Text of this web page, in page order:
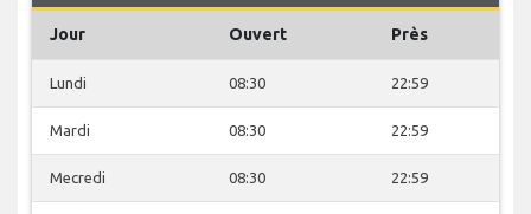
Jour Ouvert Près
Lundi 08:30 22:59
Mardi 08:30 22:59
Mecredi 08:30 22:59